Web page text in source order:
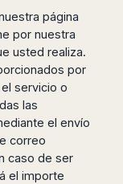
página
por nuestra
usted realiza.
por
servicio o
las
el envío
correo
caso de ser
el importe